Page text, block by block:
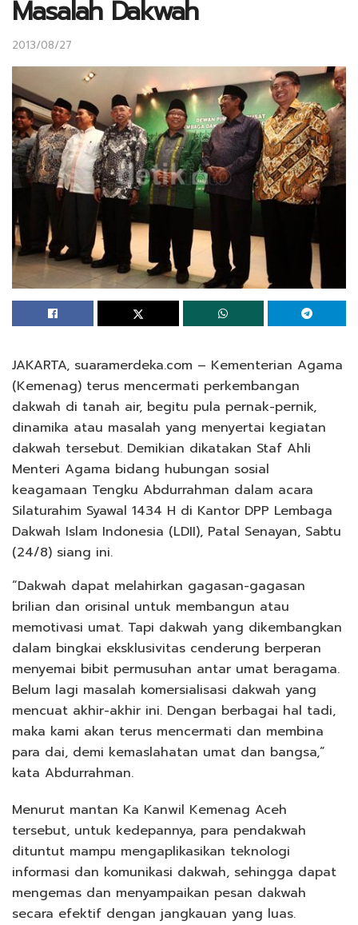
Masalah Dakwah
2013/08/27
JAKARTA, suaramerdeka.com – Kementerian Agama
(Kemenag) terus mencermati perkembangan
dakwah di tanah air, begitu pula pernak-pernik,
dinamika atau masalah yang menyertai kegiatan
dakwah tersebut. Demikian dikatakan Staf Ahli
Menteri Agama bidang hubungan sosial
keagamaan Tengku Abdurrahman dalam acara
Silaturahim Syawal 1434 H di Kantor DPP Lembaga
Dakwah Islam Indonesia (LDII), Patal Senayan, Sabtu
(24/8) siang ini.
“Dakwah dapat melahirkan gagasan-gagasan
brilian dan orisinal untuk membangun atau
memotivasi umat. Tapi dakwah yang dikembangkan
dalam bingkai eksklusivitas cenderung berperan
menyemai bibit permusuhan antar umat beragama.
Belum lagi masalah komersialisasi dakwah yang
mencuat akhir-akhir ini. Dengan berbagai hal tadi,
maka kami akan terus mencermati dan membina
para dai, demi kemaslahatan umat dan bangsa,”
kata Abdurrahman.
Menurut mantan Ka Kanwil Kemenag Aceh
tersebut, untuk kedepannya, para pendakwah
dituntut mampu mengaplikasikan teknologi
informasi dan komunikasi dakwah, sehingga dapat
mengemas dan menyampaikan pesan dakwah
secara efektif dengan jangkauan yang luas.